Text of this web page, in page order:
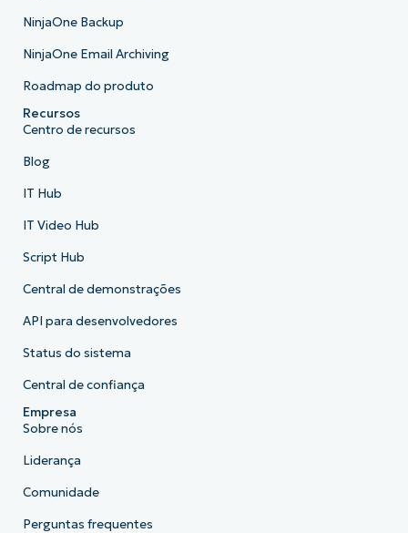
NinjaOne Backup
NinjaOne Email Archiving
Roadmap do produto
Recursos
Centro de recursos
Blog
IT Hub
IT Video Hub
Script Hub
Central de demonstrações
API para desenvolvedores
Status do sistema
Central de confiança
Empresa
Sobre nós
Liderança
Comunidade
Perguntas frequentes